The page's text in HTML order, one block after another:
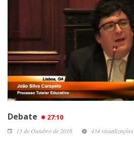
Debate 27:10
13 de Outubro de 2016 434 visualizações